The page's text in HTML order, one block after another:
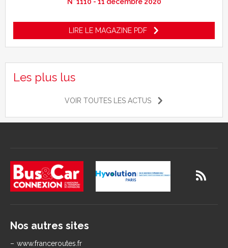
LIRE LE MAGAZINE PDF
Les plus lus
VOIR TOUTES LES ACTUS
Nos autres sites
www.franceroutes.fr